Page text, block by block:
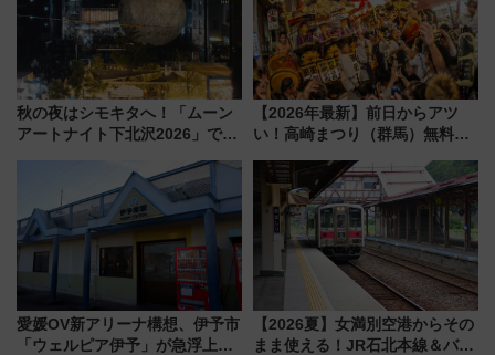
秋の夜はシモキタへ！「ムーン
アートナイト下北沢2026」でイ
【2026年最新】前日からアツ
い！高崎まつり（群馬）無料観
愛媛OV新アリーナ構想、伊予市
「ウェルピア伊予」が急浮上！
【2026夏】女満別空港からその
まま使える！JR石北本線＆バス